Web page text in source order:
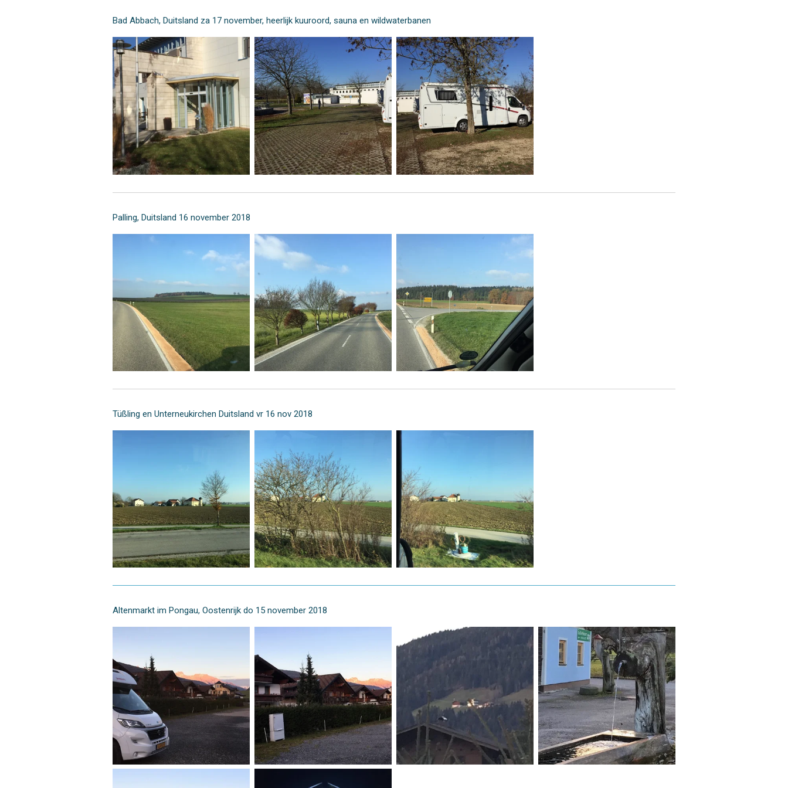
Bad Abbach, Duitsland za 17 november, heerlijk kuuroord, sauna en wildwaterbanen
Palling, Duitsland 16 november 2018
Tüßling en Unterneukirchen Duitsland vr 16 nov 2018
Altenmarkt im Pongau, Oostenrijk do 15 november 2018